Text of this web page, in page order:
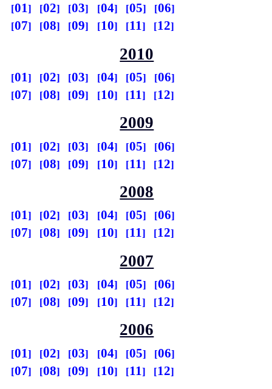
01 02 03 04 05
06
07
08 09 10 11 12
2010
01 02 03 04 05
06
07
08 09 10 11 12
2009
01 02 03 04 05
06
07
08 09 10 11 12
2008
01 02 03 04 05
06
07
08 09 10 11 12
2007
01 02 03 04 05
06
07
08 09 10 11 12
2006
01 02 03 04 05
06
07
08 09 10 11 12